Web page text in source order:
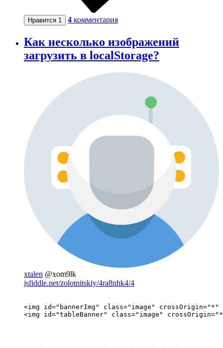
Нравится 1 4 комментария
Как несколько изображений
загрузить в localStorage?
xtalen @xom9lk
jsfiddle.net/zolotnitskiy/4ra8nhk4/4
<img id="bannerImg" class="image"
<img id="tableBanner" class="image"